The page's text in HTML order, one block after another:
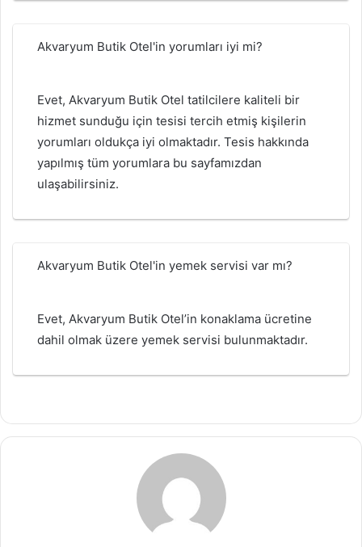
Akvaryum Butik Otel'in yorumları iyi mi?
Evet, Akvaryum Butik Otel tatilcilere kaliteli bir
hizmet sunduğu için tesisi tercih etmiş kişilerin
yorumları oldukça iyi olmaktadır. Tesis hakkında
yapılmış tüm yorumlara bu sayfamızdan
ulaşabilirsiniz.
Akvaryum Butik Otel'in yemek servisi var mı?
Evet, Akvaryum Butik Otel’in konaklama ücretine
dahil olmak üzere yemek servisi bulunmaktadır.